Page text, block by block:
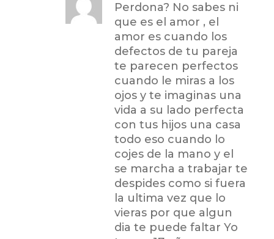
Perdona? No sabes ni
que es el amor , el
amor es cuando los
defectos de tu pareja
te parecen perfectos
cuando le miras a los
ojos y te imaginas una
vida a su lado perfecta
con tus hijos una casa
todo eso cuando lo
cojes de la mano y el
se marcha a trabajar te
despides como si fuera
la ultima vez que lo
vieras por que algun
dia te puede faltar Yo